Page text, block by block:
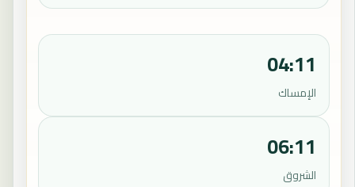
04:11
الإمساك
06:11
الشروق